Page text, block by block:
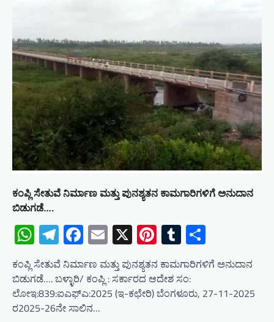
ಕಂಪ್ಲಿ ಸೇತುವೆ ನಿರ್ಮಾಣ ಮತ್ತು ಪುನಶ್ಯತನ ಕಾಮಗಾರಿಗಳಿಗೆ ಅನುದಾನ
ಬಿಡುಗಡೆ….
WhatsApp
Telegram
Facebook
Email
X Pinterest
Tumblr
ಕಂಪ್ಲಿ ಸೇತುವೆ ನಿರ್ಮಾಣ ಮತ್ತು ಪುನಶ್ಯತನ ಕಾಮಗಾರಿಗಳಿಗೆ ಅನುದಾನ
ಬಿಡುಗಡೆ…. ಬಳ್ಳಾರಿ/ ಕಂಪ್ಲಿ : ಸರ್ಕಾರದ ಆದೇಶ ಸಂ:
ಲೋಇ:839:ಐಎಫ್‌ಎ:2025 (ಇ-ಕಛೇರಿ) ಬೆಂಗಳೂರು, 27-11-2025
ರ2025-26ನೇ ಸಾಲಿನ…